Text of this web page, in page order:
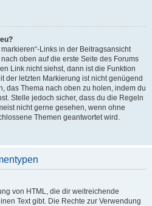
Links in der Beitragsansicht
oben auf die erste Seite des Forums
Link nicht siehst, dann ist die Funktion
der letzten Markierung ist nicht genügend
das Thema nach oben zu holen, indem du
Stelle jedoch sicher, dass du die Regeln
nicht gerne gesehen, wenn ohne
Themen geantwortet wird.
von HTML, die dir weitreichende
Text gibt. Die Rechte zur Verwendung